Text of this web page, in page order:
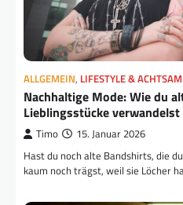
ALLGEMEIN, LIFESTYLE &
Nachhaltige Mode: Wie du
Lieblingsstücke verwandelst
Timo 15. Januar 2026
Hast du noch alte Bandshirts, die
kaum noch trägst, weil sie Löcher